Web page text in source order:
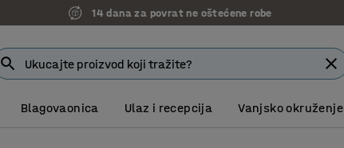
14 dana za povrat ne oštećene robe
Blagovaonica Ulaz i recepcija Vanjsko okruženje